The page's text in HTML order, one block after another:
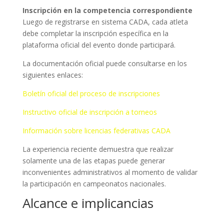
Inscripción en la competencia correspondiente
Luego de registrarse en sistema CADA, cada atleta
debe completar la inscripción específica en la
plataforma oficial del evento donde participará.
La documentación oficial puede consultarse en los
siguientes enlaces:
Boletín oficial del proceso de inscripciones
Instructivo oficial de inscripción a torneos
Información sobre licencias federativas CADA
La experiencia reciente demuestra que realizar
solamente una de las etapas puede generar
inconvenientes administrativos al momento de validar
la participación en campeonatos nacionales.
Alcance e implicancias